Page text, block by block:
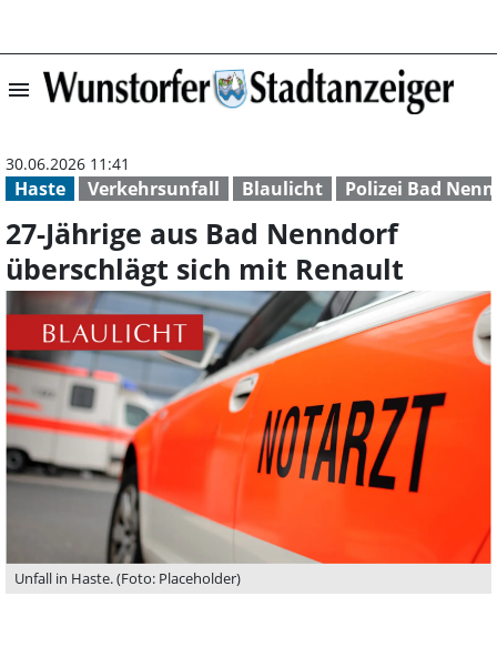
menu 27-Jährige aus
Haste Verkehrsunfall Blaulicht Polizei Bad
30.06.2026 11:41
27-Jährige aus Bad Nenndorf
überschlägt sich mit Renault
Unfall in Haste. (Foto: Placeholder)